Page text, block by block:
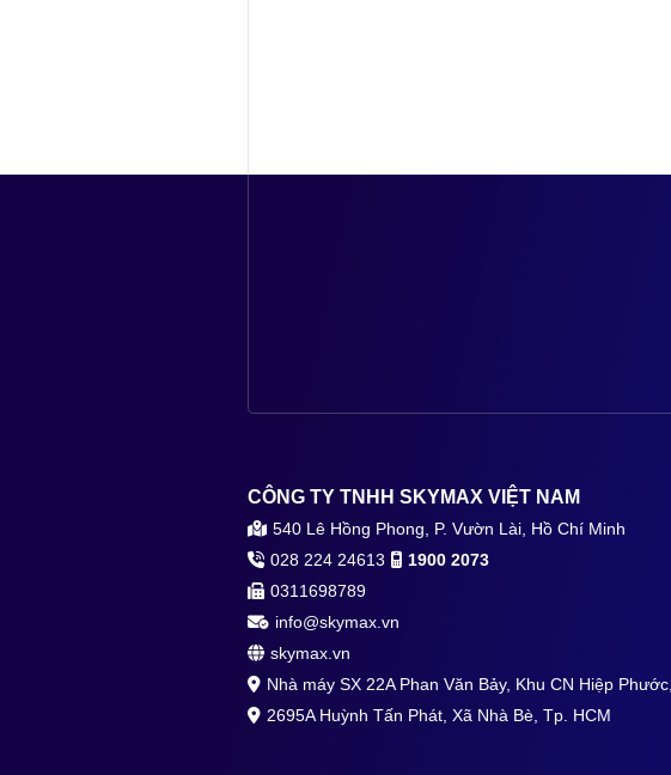
CÔNG TY TNHH SKYMAX VIỆT NAM
540 Lê Hồng Phong, P. Vườn Lài, Hồ Chí Minh
028 224 24613
1900 2073
0311698789
info@skymax.vn
skymax.vn
Nhà máy SX 22A Phan Văn Bảy, Khu CN Hiệp
2695A Huỳnh Tấn Phát, Xã Nhà Bè, Tp. HCM